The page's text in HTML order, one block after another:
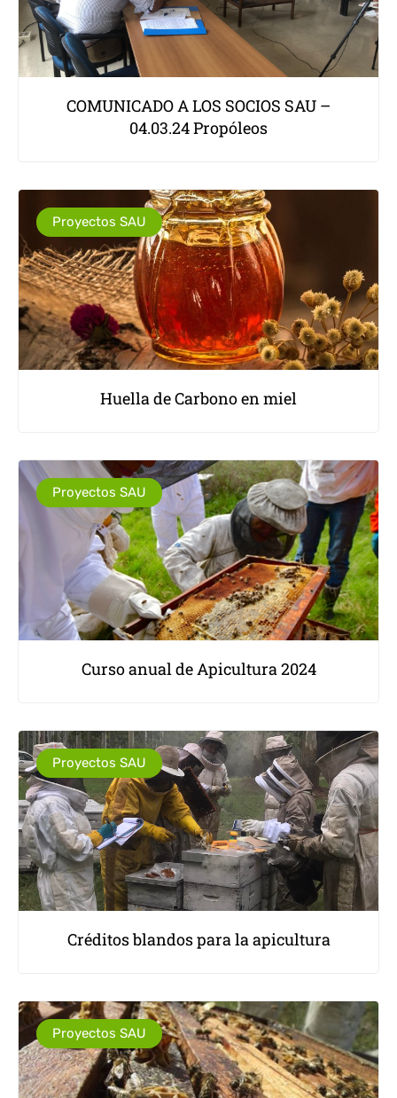
COMUNICADO A LOS SOCIOS SAU –
04.03.24 Propóleos
Proyectos SAU
Huella de Carbono en miel
Proyectos SAU
Curso anual de Apicultura 2024
Proyectos SAU
Créditos blandos para la apicultura
Proyectos SAU